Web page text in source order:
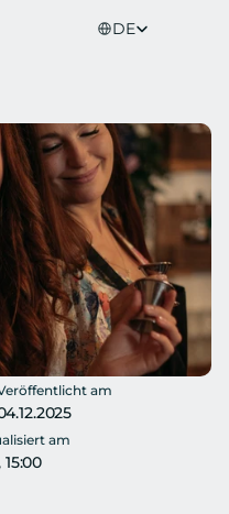
DE
am
am
15:00